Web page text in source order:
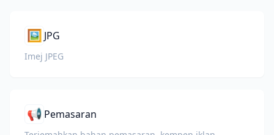
🖼️ JPG
Imej JPEG
📢 Pemasaran